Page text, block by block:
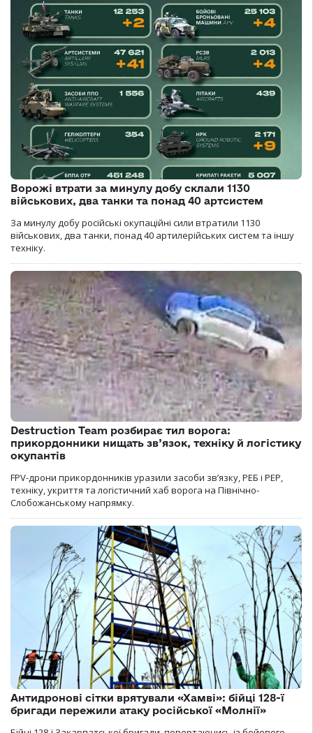
Ворожі втрати за минулу добу склали 1130
військових, два танки та понад 40 артсистем
За минулу добу російські окупаційні сили втратили 1130
військових, два танки, понад 40 артилерійських систем та іншу
техніку.
Destruction Team розбирає тил ворога:
прикордонники нищать зв’язок, техніку й логістику
окупантів
FPV-дрони прикордонників уразили засоби зв’язку, РЕБ і РЕР,
техніку, укриття та логістичний хаб ворога на Північно-
Слобожанському напрямку.
Антидронові сітки врятували «Хамві»: бійці 128-ї
бригади пережили атаку російської «Молнії»